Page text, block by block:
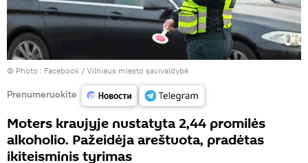
© Photo : Facebook / Vilniaus miesto savivaldybė
Prenumeruokite
Moters kraujyje nustatyta 2,44 promilės
alkoholio. Pažeidėja areštuota, pradėtas
ikiteisminis tyrimas